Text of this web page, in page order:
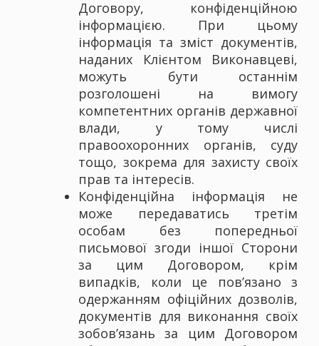
Договору, конфіденційною
інформацією. При цьому
інформація та зміст документів,
наданих Клієнтом Виконавцеві,
можуть бути останнім
розголошені на вимогу
компетентних органів державної
влади, у тому числі
правоохоронних органів, суду
тощо, зокрема для захисту своїх
прав та інтересів.
Конфіденційна інформація не
може передаватись третім
особам без попередньої
письмової згоди іншої Сторони
за цим Договором, крім
випадків, коли це пов’язано з
одержанням офіційних дозволів,
документів для виконання своїх
зобов’язань за цим Договором